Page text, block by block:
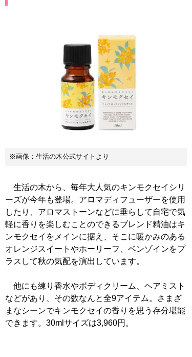
※画像：生活の木公式サイトより
生活の木から、毎年大人気のキンモクセイシリ
ーズが今年も登場。アロマディフューザーを使用
したり、アロマストーンなどに垂らして自宅で気
軽に香りを楽しむことのできるブレンド精油はキ
ンモクセイをメインに据え、そこに暖かみのある
オレンジスイートやホーリーフ、ベンゾインをプ
ラスして秋の気配を演出しています。
他にも練り香水やボディクリーム、ヘアミスト
などがあり、その数なんと全9アイテム。さまざ
まなシーンでキンモクセイの香りを思う存分堪能
できます。30mlサイズは3,960円。